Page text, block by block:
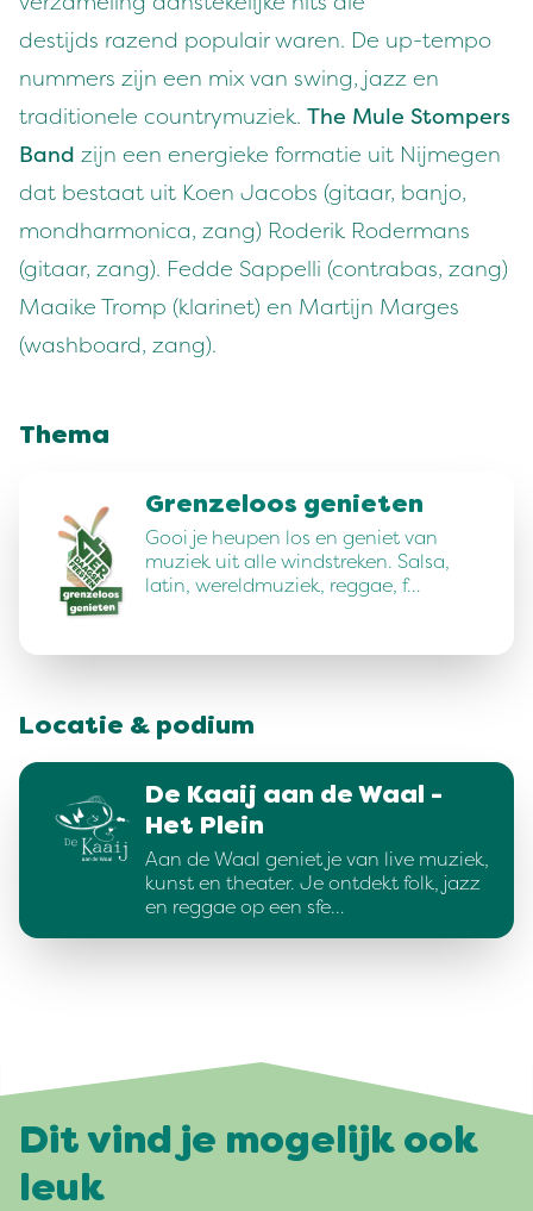
destijds razend populair waren. De up-tempo
nummers zijn een mix van swing, jazz en
traditionele countrymuziek. The Mule Stompers
Band zijn een energieke formatie uit Nijmegen
dat bestaat uit Koen Jacobs (gitaar, banjo,
mondharmonica, zang) Roderik Rodermans
(gitaar, zang). Fedde Sappelli (contrabas, zang)
Maaike Tromp (klarinet) en Martijn Marges
(washboard, zang).
Thema
Grenzeloos genieten
Gooi je heupen los en geniet van
muziek uit alle windstreken. Salsa,
latin, wereldmuziek, reggae, f…
Locatie & podium
De Kaaij aan de Waal -
Het Plein
Aan de Waal geniet je van live muziek,
kunst en theater. Je ontdekt folk, jazz
en reggae op een sfe…
Dit vind je mogelijk ook
leuk